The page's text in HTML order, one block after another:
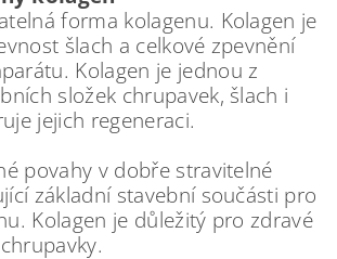
forma kolagenu. Kolagen je
šlach a celkové zpevnění
Kolagen je jednou z
složek chrupavek, šlach i
jejich regeneraci.
povahy v dobře stravitelné
základní stavební součásti pro
Kolagen je důležitý pro zdravé